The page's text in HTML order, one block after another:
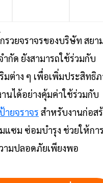
รวยจราจรของบริษัท สยา
กัด ยังสามารถใช้ร่วมกับ
มต่าง ๆ เพื่อเพิ่มประสิทธิ
นได้อย่างคุ้มค่าใช้ร่วมกับ
ป้ายจราจร สำหรับงานก่อส
ซม ซ่อมบำรุง ช่วยให้การ
ามปลอดภัยเพียงพอ